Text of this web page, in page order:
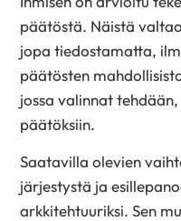
päätöstä. Näistä
jopa tiedostamatta,
päätösten
jossa valinnat
päätöksiin.
Saatavilla olevien
järjestystä ja
arkkitehtuuriksi. Sen